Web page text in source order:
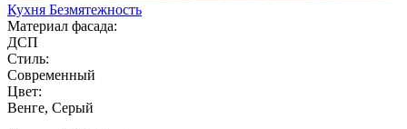
Кухня Безмятежность
Материал фасада:
ДСП
Стиль:
Современный
Цвет:
Венге, Серый